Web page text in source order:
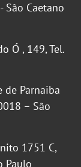
São Caetano
Ó , 149, Tel.
de Parnaiba
– São
1751 C,
Paulo